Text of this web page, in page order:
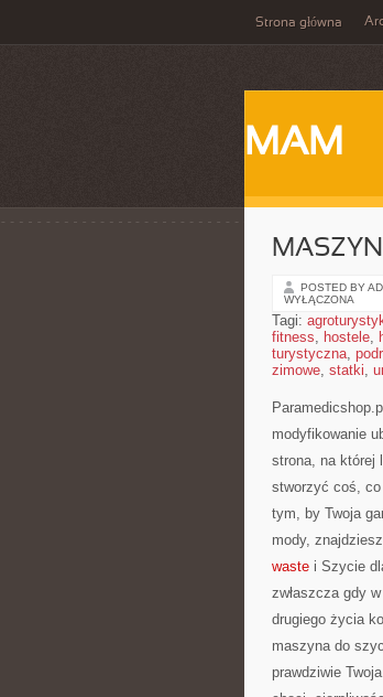
Strona główna
MAM
POSTED BY
WYŁĄCZONA
Tagi:
fitness, hostele,
turystyczna,
zimowe, statki,
modyfikowanie
strona, na której
stworzyć coś,
tym, by Twoja
mody,
waste i Szycie
zwłaszcza gdy
drugiego życia
maszyna do
prawdziwie